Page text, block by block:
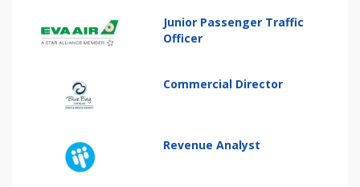
Junior Passenger Traffic
Officer
Commercial Director
Revenue Analyst